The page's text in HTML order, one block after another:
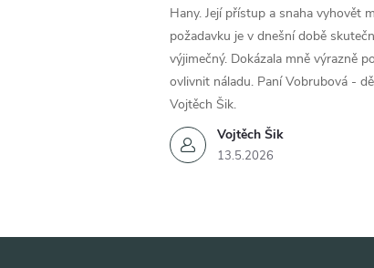
Vojtěch Šik
13.5.2026
Hany. Její přístup a snaha vyhovět
požadavku je v dnešní době
výjimečný. Dokázala mně výrazně
ovlivnit náladu. Paní Vobrubová -
Vojtěch Šik.